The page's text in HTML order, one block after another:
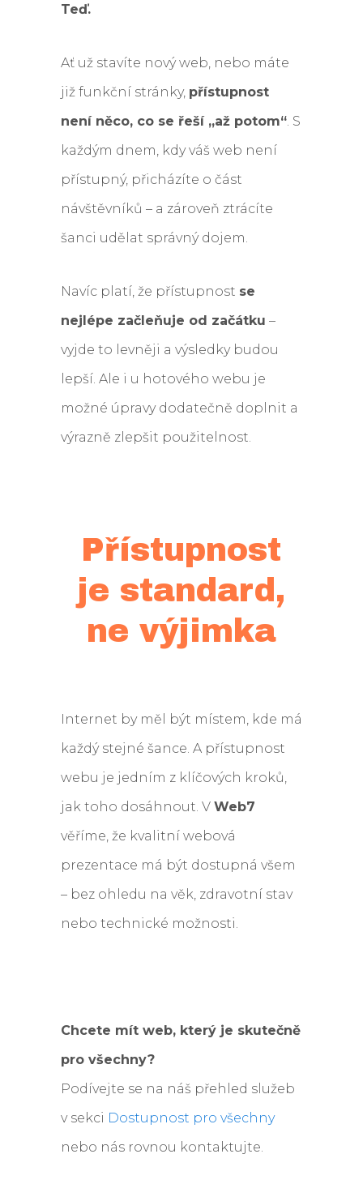
Teď.
Ať už stavíte nový web, nebo máte
již funkční stránky, přístupnost
není něco, co se řeší „až potom“. S
každým dnem, kdy váš web není
přístupný, přicházíte o část
návštěvníků – a zároveň ztrácíte
šanci udělat správný dojem.
Navíc platí, že přístupnost se
nejlépe začleňuje od začátku –
vyjde to levněji a výsledky budou
lepší. Ale i u hotového webu je
možné úpravy dodatečně doplnit a
výrazně zlepšit použitelnost.
Přístupnost
je standard,
ne výjimka
Internet by měl být místem, kde má
každý stejné šance. A přístupnost
webu je jedním z klíčových kroků,
jak toho dosáhnout. V Web7
věříme, že kvalitní webová
prezentace má být dostupná všem
– bez ohledu na věk, zdravotní stav
nebo technické možnosti.
Chcete mít web, který je skutečně
pro všechny?
Podívejte se na náš přehled služeb
v sekci Dostupnost pro všechny
nebo nás rovnou kontaktujte.